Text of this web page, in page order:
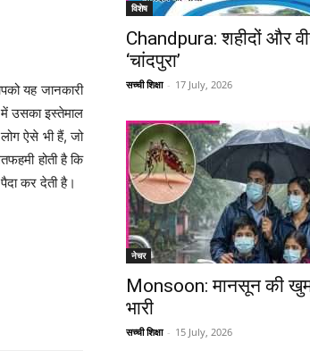
यह जानकारी
में उसका इस्तेमाल
ऐसे भी हैं, जो
होती है कि
कर देती है।
विशेष
Chandpura: शहीदों और
‘चांदपुरा’
सच्ची शिक्षा - 17 July, 2026
नेचर
Monsoon: मानसून की
भारी
सच्ची शिक्षा - 15 July, 2026